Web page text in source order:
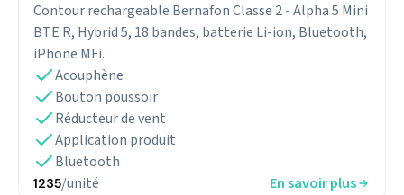
Contour rechargeable Bernafon Classe 2 - Alpha 5 Mini
BTE R, Hybrid 5, 18 bandes, batterie Li-ion, Bluetooth,
iPhone MFi.
Acouphène
Bouton poussoir
Réducteur de vent
Application produit
Bluetooth
1235/unité En savoir plus